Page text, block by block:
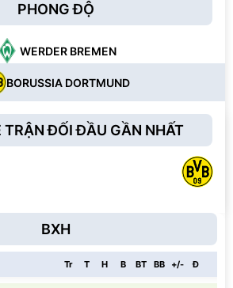
PHONG ĐỘ
WERDER BREMEN
BORUSSIA DORTMUND
TRẬN ĐỐI ĐẦU GẦN NHẤT
BXH
Tr T H B BT BB +/- Đ